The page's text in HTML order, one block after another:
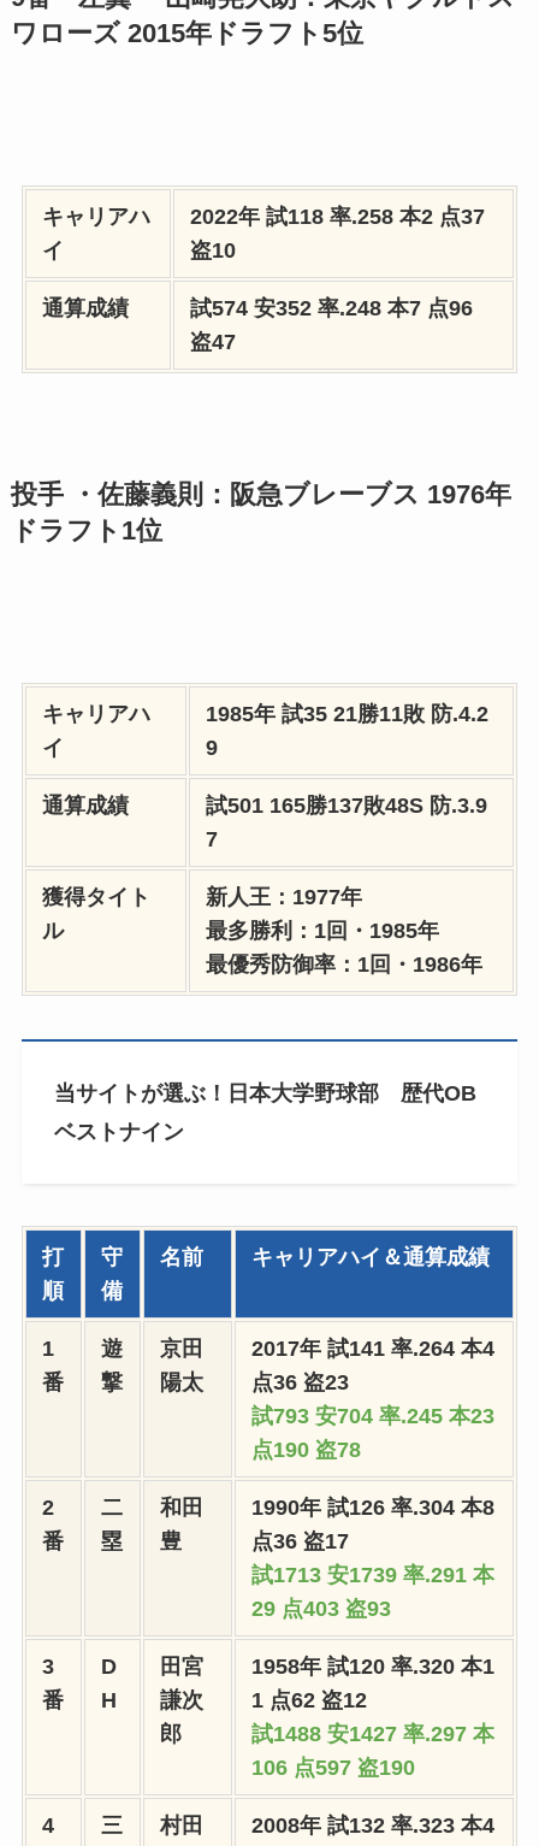
ワローズ 2015年ドラフト5位
キャリアハ
イ
2022年 試118 率.258 本2 点37
盗10
通算成績
試574 安352 率.248 本7 点96
盗47
投手 ・佐藤義則：阪急ブレーブス 1976年
ドラフト1位
キャリアハ
イ
1985年試35 21勝11敗 防.4.2
9
通算成績 試501 165勝137敗48S 防.3.9
7
獲得タイト
ル
新人王：1977年
最多勝利：1回・1985年
最優秀防御率：1回・1986年
当サイトが選ぶ！日本大学野球部 歴代OB
ベストナイン
打
順
守
備
名前 キャリアハイ＆通算成績
1
番
遊
撃
京田
陽太
2017年 試141 率.264 本4
点36 盗23
試793 安704 率.245 本23
点190 盗78
2
番
二
塁
和田
豊
1990年 試126 率.304 本8
点36 盗17
試1713 安1739 率.291 本
29 点403 盗93
3
番
D
H
田宮
謙次
郎
1958年 試120 率.320 本1
1 点62 盗12
試1488 安1427 率.297 本
106 点597 盗190
4
三
村田
2008年 試132 率.323 本4